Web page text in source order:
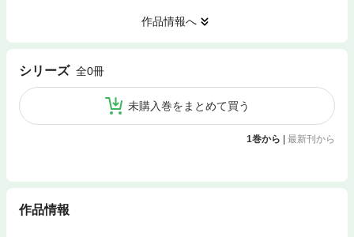
作品情報へ
シリーズ 全0冊
未購入巻をまとめて買う
1巻から 最新刊から
作品情報